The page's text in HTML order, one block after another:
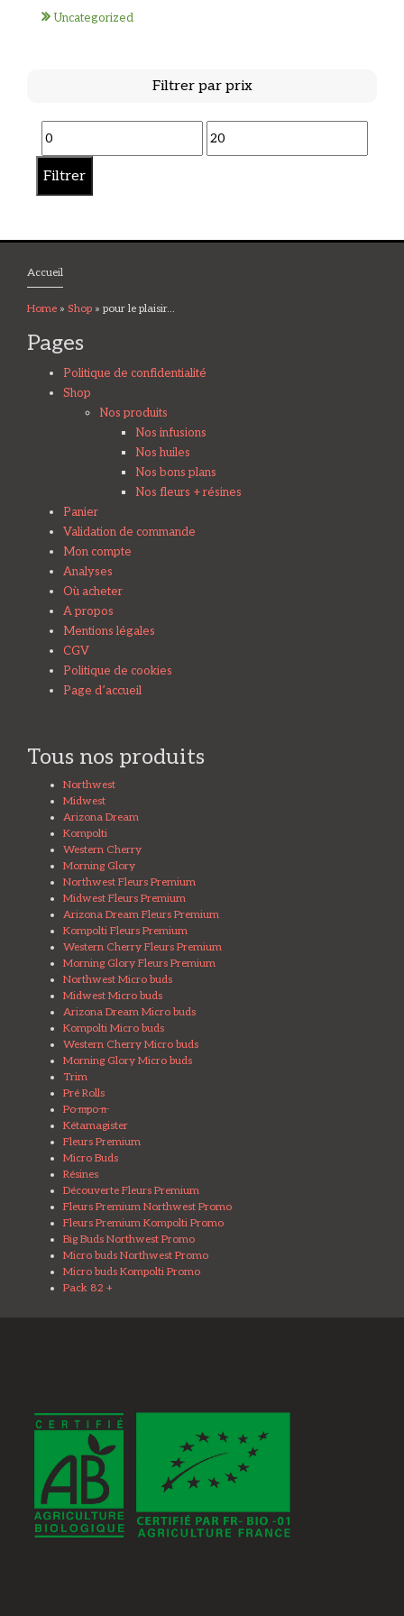
Uncategorized
Filtrer par prix
Prix
Prix
Filtrer
Accueil
Home » Shop » pour le plaisir...
Pages
Politique de confidentialité
Shop
Nos produits
Nos infusions
Nos huiles
Nos bons plans
Nos fleurs + résines
Panier
Validation de commande
Mon compte
Analyses
Où acheter
A propos
Mentions légales
CGV
Politique de cookies
Page d’accueil
Tous nos produits
Northwest
Midwest
Arizona Dream
Kompolti
Western Cherry
Morning Glory
Northwest Fleurs Premium
Midwest Fleurs Premium
Arizona Dream Fleurs Premium
Kompolti Fleurs Premium
Western Cherry Fleurs Premium
Morning Glory Fleurs Premium
Northwest Micro buds
Midwest Micro buds
Arizona Dream Micro buds
Kompolti Micro buds
Western Cherry Micro buds
Morning Glory Micro buds
Trim
Pré Rolls
Po ̶m̶po ̶n̶
Kétamagister
Fleurs Premium
Micro Buds
Résines
Découverte Fleurs Premium
Fleurs Premium Northwest Promo
Fleurs Premium Kompolti Promo
Big Buds Northwest Promo
Micro buds Northwest Promo
Micro buds Kompolti Promo
Pack 82 +